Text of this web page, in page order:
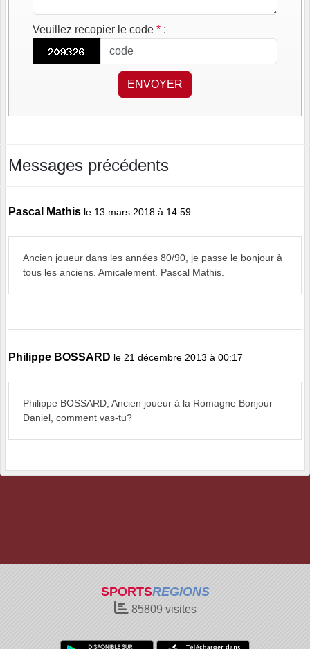
Veuillez recopier le code * :
ENVOYER
Messages précédents
Pascal Mathis le 13 mars 2018 à 14:59
Ancien joueur dans les années 80/90, je passe le bonjour à
tous les anciens. Amicalement. Pascal Mathis.
Philippe BOSSARD le 21 décembre 2013 à 00:17
Philippe BOSSARD, Ancien joueur à la Romagne Bonjour
Daniel, comment vas-tu?
SPORTSREGIONS
85809 visites